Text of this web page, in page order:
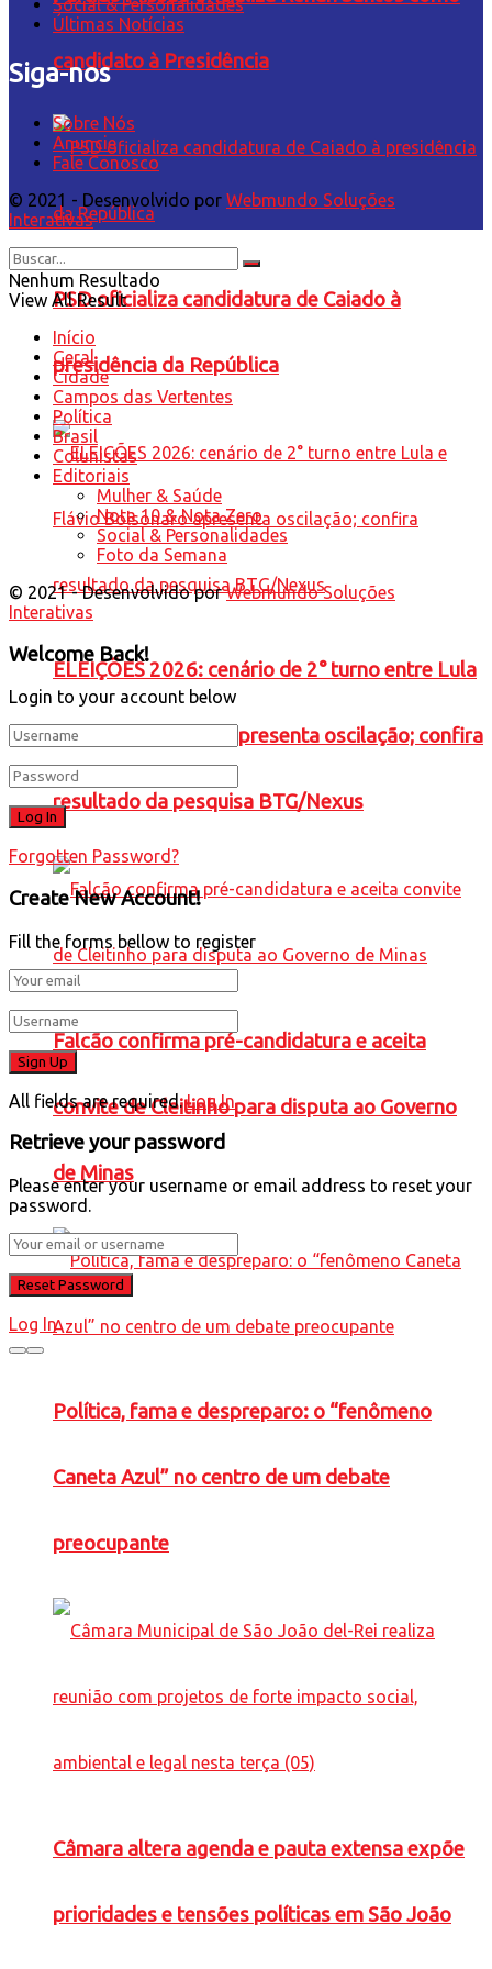
candidato à Presidência
PSD oficializa candidatura de Caiado à
presidência da República
ELEIÇÕES 2026: cenário de 2° turno entre Lula
e Flávio Bolsonaro apresenta oscilação; confira
resultado da pesquisa BTG/Nexus
Falcão confirma pré-candidatura e aceita
convite de Cleitinho para disputa ao Governo
de Minas
Política, fama e despreparo: o “fenômeno
Caneta Azul” no centro de um debate
preocupante
Câmara altera agenda e pauta extensa expõe
prioridades e tensões políticas em São João
Social & Personalidades
Últimas Notícias
Siga-nos
Sobre Nós
Anuncie
Fale Conosco
© 2021 - Desenvolvido por Webmundo Soluções
Interativas
Nenhum Resultado
View All Result
Início
Geral
Cidade
Campos das Vertentes
Política
Brasil
Colunistas
Editoriais
Mulher & Saúde
Nota 10 & Nota Zero
Social & Personalidades
Foto da Semana
© 2021 - Desenvolvido porWebmundo Soluções
Interativas
Welcome Back!
Login to your account below
Forgotten Password?
Create New Account!
Fill the forms bellow to register
All fields are required. Log In
Retrieve your password
Please enter your username or email address to reset your
password.
Log In